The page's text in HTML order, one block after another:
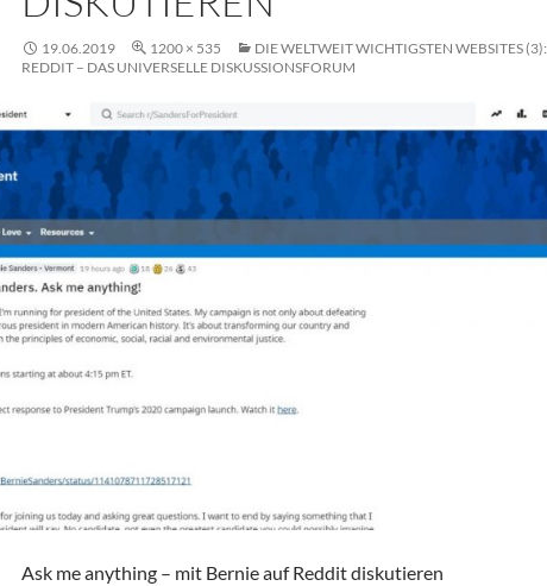
19.06.2019 1200 × 535
DIE WELTWEIT WICHTIGSTEN WEBSITES (3):
REDDIT – DAS UNIVERSELLE DISKUSSIONSFORUM
Ask me anything – mit Bernie auf Reddit diskutieren